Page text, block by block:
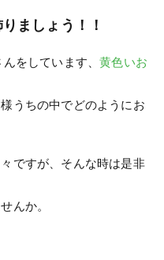
ましょう！！
をしています、黄色いお
うちの中でどのようにお
ですが、そんな時は是非
んか。